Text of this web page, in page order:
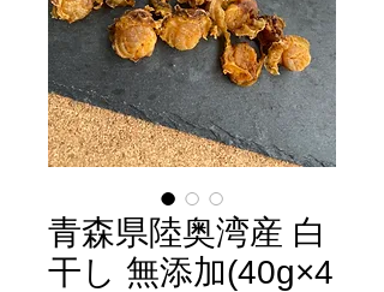
青森県陸奥湾産 白
干し 無添加(40g×4